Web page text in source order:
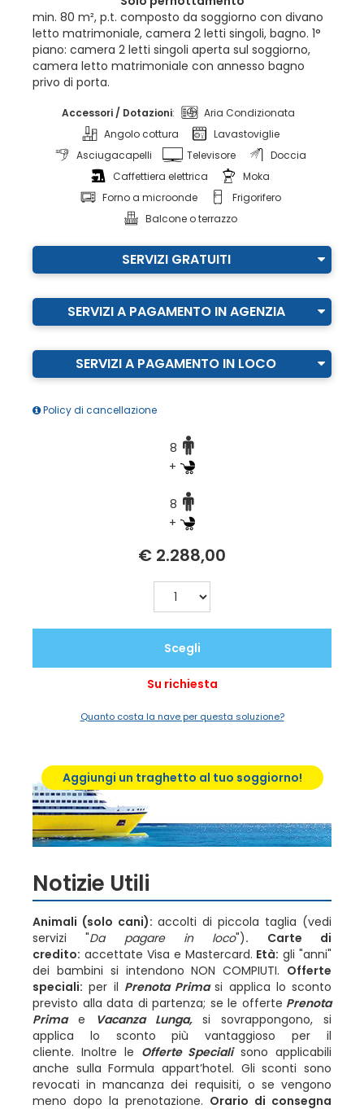
min. 80 m², p.t. composto da soggiorno con divano
letto matrimoniale, camera 2 letti singoli, bagno. 1°
piano: camera 2 letti singoli aperta sul soggiorno,
camera letto matrimoniale con annesso bagno
privo di porta.
Accessori / Dotazioni:
Aria Condizionata
Angolo cottura
Lavastoviglie
Asciugacapelli
Televisore
Doccia
Caffettiera elettrica
Moka
Forno a microonde
Frigorifero
Balcone o terrazzo
SERVIZI GRATUITI
SERVIZI A PAGAMENTO IN AGENZIA
SERVIZI A PAGAMENTO IN LOCO
Policy di cancellazione
8
+
8
+
€ 2.288,00
Scegli
Su richiesta
Quanto costa la nave per questa soluzione?
Aggiungi un traghetto al tuo soggiorno!
Notizie Utili
Animali (solo cani): accolti di piccola taglia (vedi
servizi "Da pagare in loco").
Carte di
credito: accettate Visa e Mastercard. Età: gli "anni"
dei bambini si intendono NON COMPIUTI. Offerte
speciali: per il Prenota Prima si applica lo sconto
previsto alla data di partenza; se le offerte Prenota
Primae Vacanza Lunga,si sovrappongono, si
applica lo sconto più vantaggioso per il
cliente. Inoltre le Offerte Speciali sono applicabili
anche sulla Formula appart’hotel. Gli sconti sono
revocati in mancanza dei requisiti, o se vengono
meno dopo la prenotazione. Orario di consegna